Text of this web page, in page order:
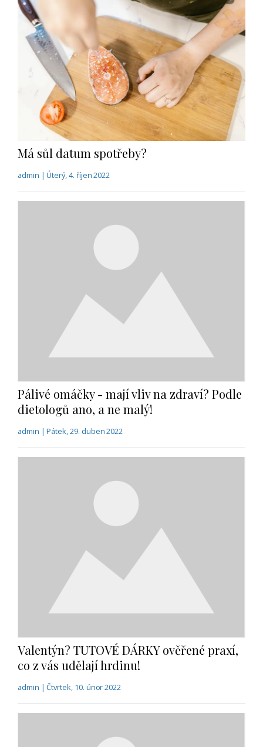
Má sůl datum spotřeby?
admin | Úterý, 4. říjen 2022
dietologů ano, a ne malý!
admin | Pátek, 29. duben 2022
Valentýn? TUTOVÉ DÁRKY ověřené praxí,
co z vás udělají hrdinu!